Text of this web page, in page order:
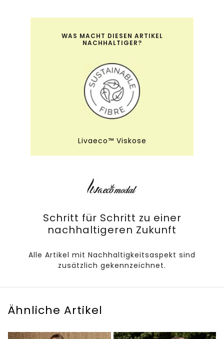
WAS MACHT DIESEN ARTIKEL
NACHHALTIGER?
Livaeco™ Viskose
Schritt für Schritt zu einer
nachhaltigeren Zukunft
Alle Artikel mit Nachhaltigkeitsaspekt sind
zusätzlich gekennzeichnet.
Ähnliche Artikel